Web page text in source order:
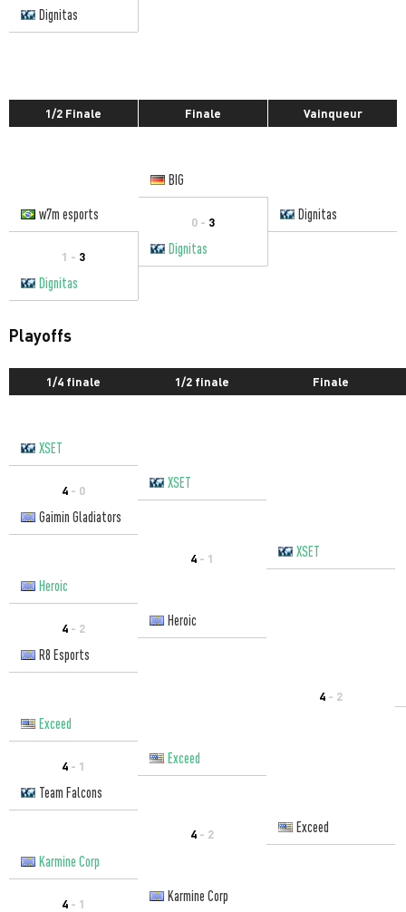
Dignitas
1/2 Finale Finale Vainqueur
BIG
w7m esports
0 - 3 Dignitas
1 - 3
Dignitas
Dignitas
Playoffs
1/4 finale 1/2 finale Finale
XSET
4 - 0
XSET
Gaimin Gladiators
4 - 1
XSET
Heroic
4 - 2
Heroic
R8 Esports
4 - 2
Exceed
4 - 1
Exceed
Team Falcons
4 - 2
Exceed
Karmine Corp
4 - 1
Karmine Corp